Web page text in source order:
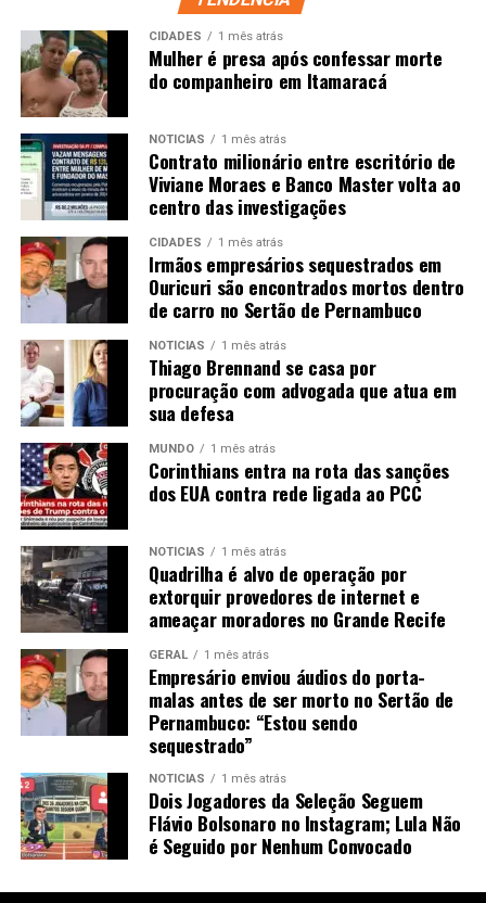
CIDADES 1 mês atrás
Mulher é presa após confessar morte
do companheiro em Itamaracá
NOTÍCIAS 1 mês atrás
Contrato milionário entre escritório de
Viviane Moraes e Banco Master volta ao
centro das investigações
CIDADES 1 mês atrás
Irmãos empresários sequestrados em
Ouricuri são encontrados mortos dentro
de carro no Sertão de Pernambuco
NOTÍCIAS 1 mês atrás
Thiago Brennand se casa por
procuração com advogada que atua em
sua defesa
MUNDO 1 mês atrás
Corinthians entra na rota das sanções
dos EUA contra rede ligada ao PCC
NOTÍCIAS 1 mês atrás
Quadrilha é alvo de operação por
extorquir provedores de internet e
ameaçar moradores no Grande Recife
GERAL 1 mês atrás
Empresário enviou áudios do porta-
malas antes de ser morto no Sertão de
Pernambuco: “Estou sendo
sequestrado”
NOTÍCIAS 1 mês atrás
Dois Jogadores da Seleção Seguem
Flávio Bolsonaro no Instagram; Lula Não
é Seguido por Nenhum Convocado